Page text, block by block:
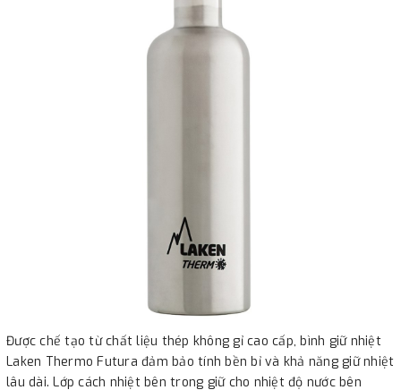
Được chế tạo từ chất liệu thép không gỉ cao cấp, bình giữ nhiệt
Laken Thermo Futura đảm bảo tính bền bỉ và khả năng giữ nhiệt
lâu dài. Lớp cách nhiệt bên trong giữ cho nhiệt độ nước bên